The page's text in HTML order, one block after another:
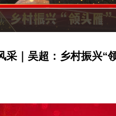
采｜吴超：乡村振兴“